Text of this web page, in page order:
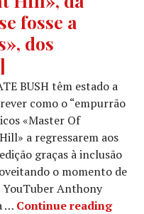
fosse a
dos
BUSH têm estado a
como o “empurrão
«Master Of
a regressarem aos
graças à inclusão
o momento de
YouTuber Anthony
… Continue readingA